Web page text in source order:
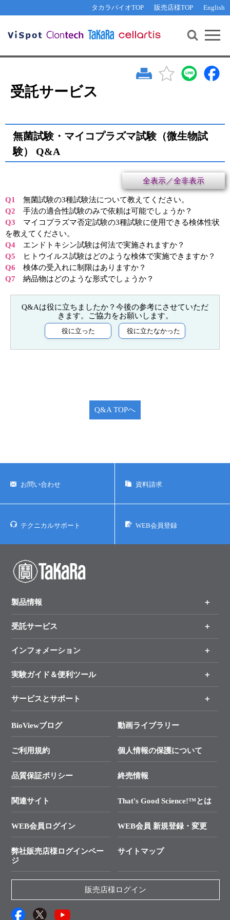
タカラバイオTOP 販売店様TOP English
機能解析・サイレンシング
核酸抽出・精製・標識
リアルタイムPCR（qPCR）
装置・ソフトウェア
その他 ライセンスに関するご相談
遺伝子組換え生物該当製品
研究支援ツール
Cut-Site Navigator 制限酵素切断サイトの検索
抗体検索サイト
リアルタイムPCR（インターカレーター法）
プライマー検索・注文
リアルタイムPCR
機器ソフトウェア・ベクター配列ダウンロード
ラーニングセンター
実験ガイド
リアルタイムPCR実験ガイド
遺伝子検査ガイド（食品・水質・家畜他）
NGSポータルサイト
幹細胞・再生医療研究ガイド
Q&A
お問い合わせ WEB会員登録
受託サービス
無菌試験・マイコプラズマ試験（微生物試
験） Q&A
全表示／全非表示
Q1
無菌試験の3種試験法について教えてください。
Q2 手法の適合性試験のみで依頼は可能でしょうか？
Q3 マイコプラズマ否定試験の3種試験に使用できる検体性状
を教えてください。
Q4 エンドトキシン試験は何法で実施されますか？
Q5 ヒトウイルス試験はどのような検体で実施できますか？
Q6 検体の受入れに制限はありますか？
Q7 納品物はどのような形式でしょうか？
Q&A TOPへ
お問い合わせ 資料請求
テクニカルサポート WEB会員登録
製品情報
製品一覧
手法から製品を探す
新製品情報
受託サービス
オンライン注文
インフォメーション
キャンペーン
タカラバイオ各種会員募集のお知らせ
終売製品のお知らせ
価格改定のご案内
技術セミナーのご案内
タカラバイオ発表文献
実験ガイド＆便利ツール
リアルタイムPCR実験のススメ
幹細胞・再生医療研究ガイド
クローニング実験ガイド
SMARTer NGSポータルサイト
プライマー設計
制限酵素切断サイトの検索
ユーザーズボイス集
抗体検索サイト
サービスとサポート
総合お問い合わせ
├ 実験コンシェルジュ
├ 受託サービスお問い合わせ
資料請求 機器関連
資料請求 受託関連
資料請求 核酸抽出・精製カタログ
サンプル請求一覧
BioViewブログ 動画ライブラリー
ご利用規約 個人情報の保護について
品質保証ポリシー 終売情報
関連サイト That's Good Science!™とは
WEB会員ログイン WEB会員 新規登録・変更
弊社販売店様ログインペー
ジ
サイトマップ
販売店様ログイン